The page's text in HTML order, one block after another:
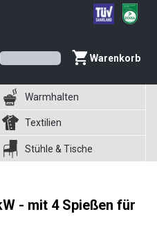
Warenkorb
Warmhalten
Textilien
Stühle & Tische
- mit 4 Spießen für